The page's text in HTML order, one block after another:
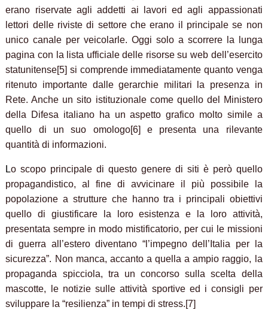
erano riservate agli addetti ai lavori ed agli appassionati
lettori delle riviste di settore che erano il principale se non
unico canale per veicolarle. Oggi solo a scorrere la lunga
pagina con la lista ufficiale delle risorse su web dell’esercito
statunitense[5] si comprende immediatamente quanto venga
ritenuto importante dalle gerarchie militari la presenza in
Rete. Anche un sito istituzionale come quello del Ministero
della Difesa italiano ha un aspetto grafico molto simile a
quello di un suo omologo[6] e presenta una rilevante
quantità di informazioni.
Lo scopo principale di questo genere di siti è però quello
propagandistico, al fine di avvicinare il più possibile la
popolazione a strutture che hanno tra i principali obiettivi
quello di giustificare la loro esistenza e la loro attività,
presentata sempre in modo mistificatorio, per cui le missioni
di guerra all’estero diventano “l’impegno dell’Italia per la
sicurezza”. Non manca, accanto a quella a ampio raggio, la
propaganda spicciola, tra un concorso sulla scelta della
mascotte, le notizie sulle attività sportive ed i consigli per
sviluppare la “resilienza” in tempi di stress.[7]